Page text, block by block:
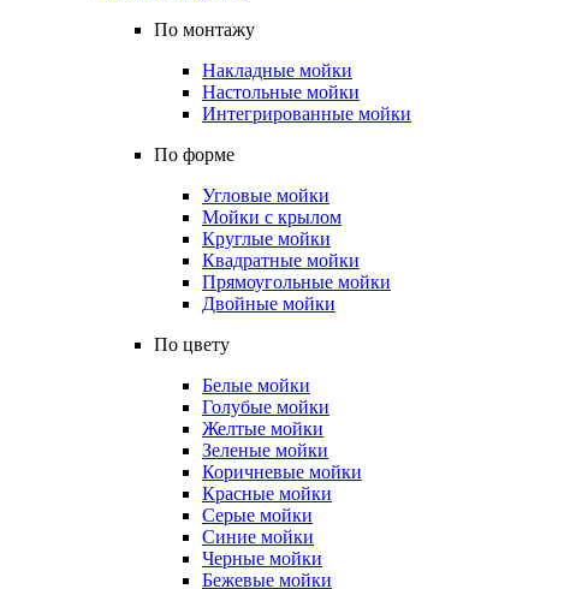
По монтажу
Накладные мойки
Настольные мойки
Интегрированные мойки
По форме
Угловые мойки
Мойки с крылом
Круглые мойки
Квадратные мойки
Прямоугольные мойки
Двойные мойки
По цвету
Белые мойки
Голубые мойки
Желтые мойки
Зеленые мойки
Коричневые мойки
Красные мойки
Серые мойки
Синие мойки
Черные мойки
Бежевые мойки